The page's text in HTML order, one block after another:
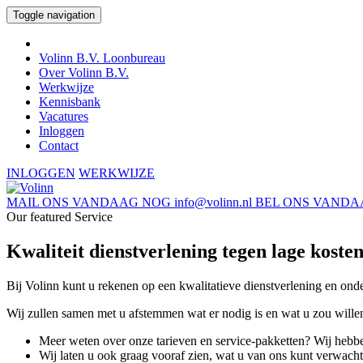
Toggle navigation
Volinn B.V. Loonbureau
Over Volinn B.V.
Werkwijze
Kennisbank
Vacatures
Inloggen
Contact
INLOGGEN WERKWIJZE
MAIL ONS VANDAAG NOG info@volinn.nl BEL ONS
Our featured Service
Kwaliteit dienstverlening tegen lage kosten
Bij Volinn kunt u rekenen op een kwalitatieve dienstverlening en
Wij zullen samen met u afstemmen wat er nodig is en wat u zou
Meer weten over onze tarieven en service-pakketten? Wij
Wij laten u ook graag vooraf zien, wat u van ons kunt